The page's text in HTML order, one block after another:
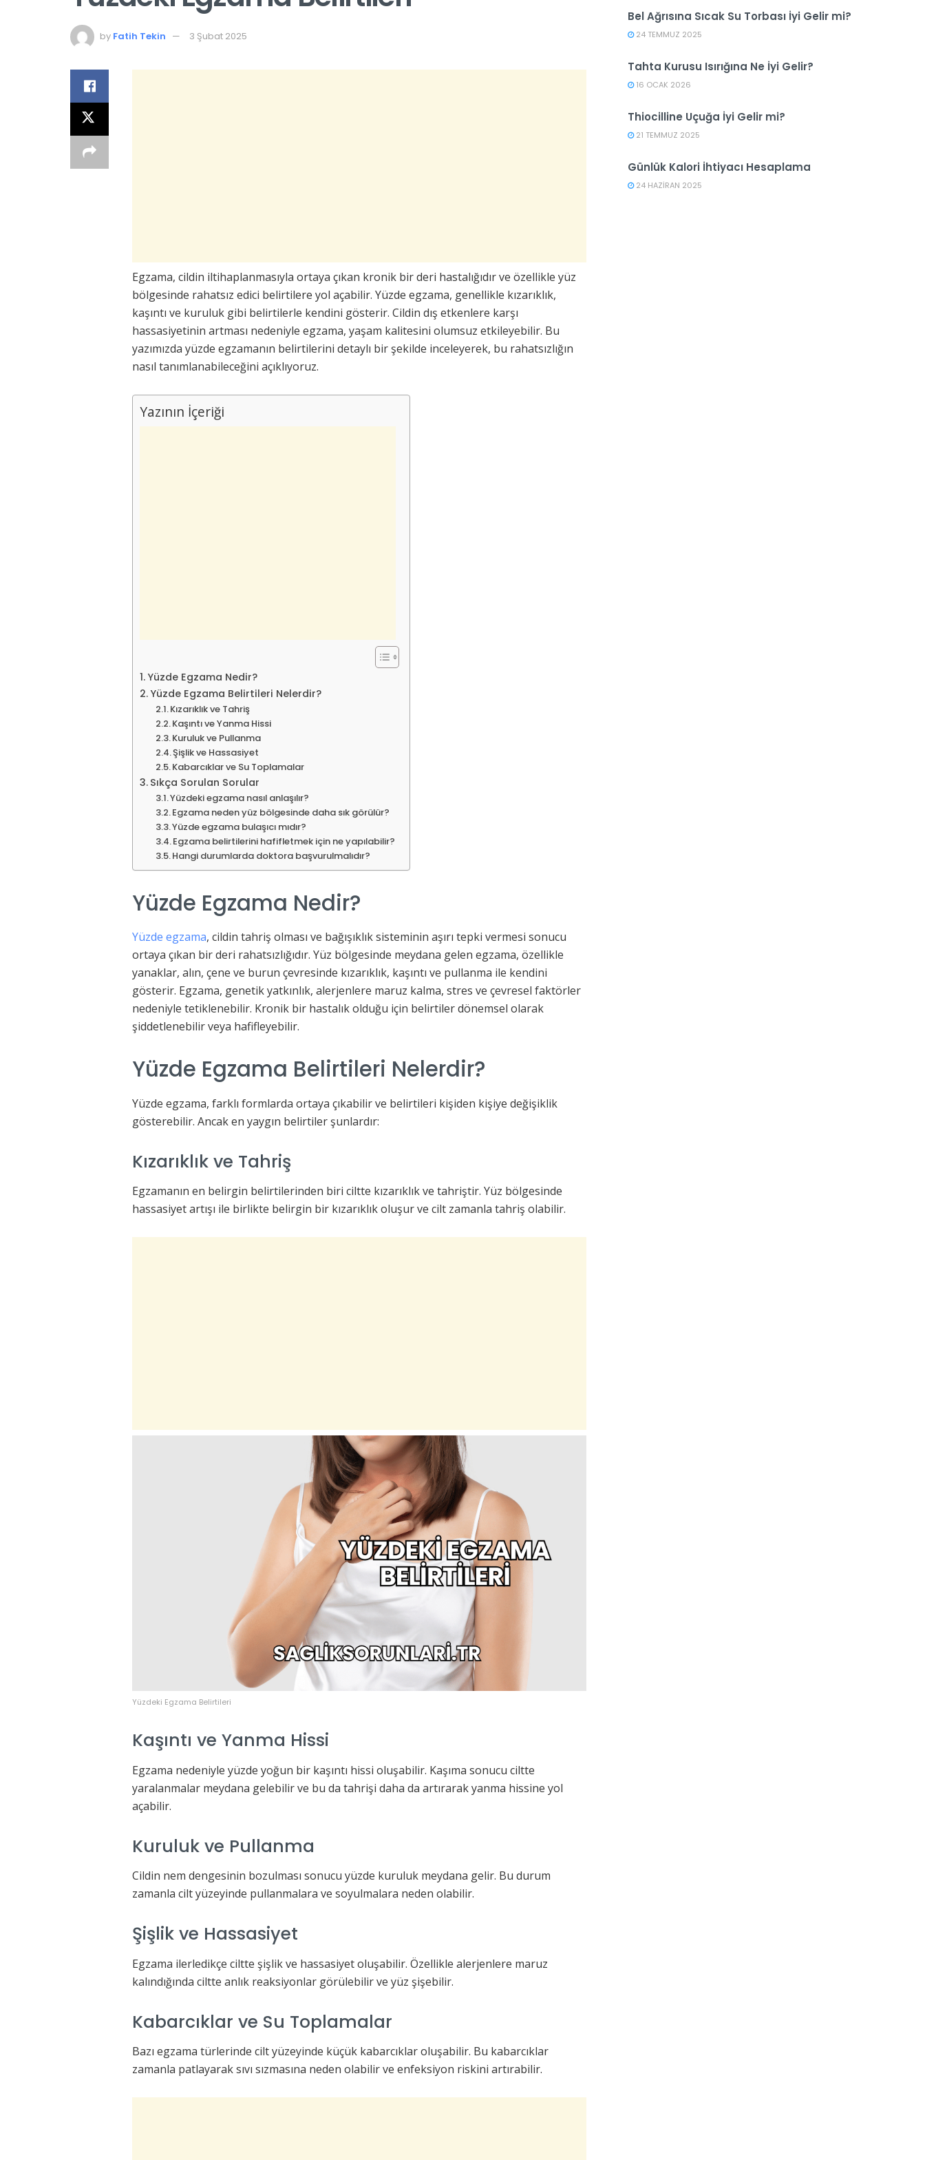
by Fatih Tekin 3 Şubat 2025
Egzama, cildin iltihaplanmasıyla ortaya çıkan kronik bir deri hastalığıdır ve özellikle yüz
bölgesinde rahatsız edici belirtilere yol açabilir. Yüzde egzama, genellikle kızarıklık,
kaşıntı ve kuruluk gibi belirtilerle kendini gösterir. Cildin dış etkenlere karşı
hassasiyetinin artması nedeniyle egzama, yaşam kalitesini olumsuz etkileyebilir. Bu
yazımızda yüzde egzamanın belirtilerini detaylı bir şekilde inceleyerek, bu rahatsızlığın
nasıl tanımlanabileceğini açıklıyoruz.
Yazının İçeriği
Yüzde Egzama Nedir?
Yüzde Egzama Belirtileri Nelerdir?
Kızarıklık ve Tahriş
Kaşıntı ve Yanma Hissi
Kuruluk ve Pullanma
Şişlik ve Hassasiyet
Kabarcıklar ve Su Toplamalar
Sıkça Sorulan Sorular
Yüzdeki egzama nasıl anlaşılır?
Egzama neden yüz bölgesinde daha sık görülür?
Yüzde egzama bulaşıcı mıdır?
Egzama belirtilerini hafifletmek için ne yapılabilir?
Hangi durumlarda doktora başvurulmalıdır?
Yüzde Egzama Nedir?
Yüzde egzama, cildin tahriş olması ve bağışıklık sisteminin aşırı tepki vermesi sonucu
ortaya çıkan bir deri rahatsızlığıdır. Yüz bölgesinde meydana gelen egzama, özellikle
yanaklar, alın, çene ve burun çevresinde kızarıklık, kaşıntı ve pullanma ile kendini
gösterir. Egzama, genetik yatkınlık, alerjenlere maruz kalma, stres ve çevresel faktörler
nedeniyle tetiklenebilir. Kronik bir hastalık olduğu için belirtiler dönemsel olarak
şiddetlenebilir veya hafifleyebilir.
Yüzde Egzama Belirtileri Nelerdir?
Yüzde egzama, farklı formlarda ortaya çıkabilir ve belirtileri kişiden kişiye değişiklik
gösterebilir. Ancak en yaygın belirtiler şunlardır:
Kızarıklık ve Tahriş
Egzamanın en belirgin belirtilerinden biri ciltte kızarıklık ve tahriştir. Yüz bölgesinde
hassasiyet artışı ile birlikte belirgin bir kızarıklık oluşur ve cilt zamanla tahriş olabilir.
Yüzdeki Egzama Belirtileri
Kaşıntı ve Yanma Hissi
Egzama nedeniyle yüzde yoğun bir kaşıntı hissi oluşabilir. Kaşıma sonucu ciltte
yaralanmalar meydana gelebilir ve bu da tahrişi daha da artırarak yanma hissine yol
açabilir.
Kuruluk ve Pullanma
Cildin nem dengesinin bozulması sonucu yüzde kuruluk meydana gelir. Bu durum
zamanla cilt yüzeyinde pullanmalara ve soyulmalara neden olabilir.
Şişlik ve Hassasiyet
Egzama ilerledikçe ciltte şişlik ve hassasiyet oluşabilir. Özellikle alerjenlere maruz
kalındığında ciltte anlık reaksiyonlar görülebilir ve yüz şişebilir.
Kabarcıklar ve Su Toplamalar
Bazı egzama türlerinde cilt yüzeyinde küçük kabarcıklar oluşabilir. Bu kabarcıklar
zamanla patlayarak sıvı sızmasına neden olabilir ve enfeksiyon riskini artırabilir.
Bel Ağrısına Sıcak Su Torbası İyi Gelir mi?
24 TEMMUZ 2025
Tahta Kurusu Isırığına Ne İyi Gelir?
16 OCAK 2026
Thiocilline Uçuğa İyi Gelir mi?
21 TEMMUZ 2025
Günlük Kalori İhtiyacı Hesaplama
24 HAZIRAN 2025